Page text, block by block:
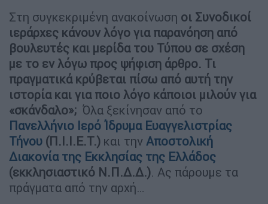
Στη συγκεκριμένη ανακοίνωση οι Συνοδικοί
ιεράρχες κάνουν λόγο για παρανόηση από
βουλευτές και μερίδα του Τύπου σε σχέση
με το εν λόγω προς ψήφιση άρθρο. Τι
πραγματικά κρύβεται πίσω από αυτή την
ιστορία και για ποιο λόγο κάποιοι μιλούν για
«σκάνδαλο»; Όλα ξεκίνησαν από το
Πανελλήνιο Ιερό Ίδρυμα Ευαγγελιστρίας
Τήνου (Π.Ι.Ι.Ε.Τ.) και την Αποστολική
Διακονία της Εκκλησίας της Ελλάδος
(εκκλησιαστικό Ν.Π.Δ.Δ.). Ας πάρουμε τα
πράγματα από την αρχή…